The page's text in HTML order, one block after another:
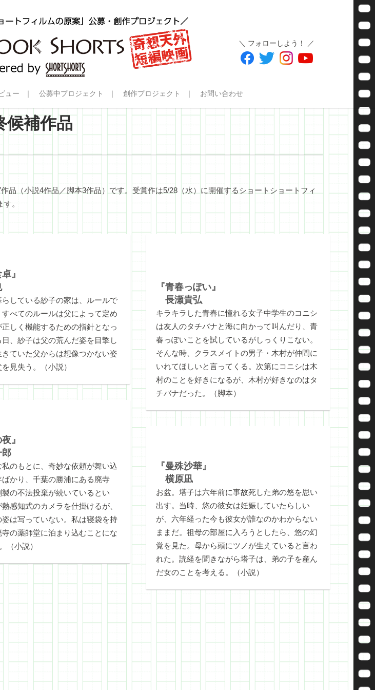
＼ フォローしよう！ ／
ュー 公募中プロジェクト 創作プロジェクト お問い合わせ
候補作品
品（小説4作品／脚本3作品）です。受賞作は5/28（水）に開催するショートショートフィ
。
』
している紗子の家は、ルールで
べてのルールは父によって定め
正しく機能するための指針となっ
、紗子は父の荒んだ姿を目撃し
きていた父からは想像つかない姿
見失う。（小説）
『青春っぽい』
長瀬貴弘
キラキラした青春に憧れる女子中学生のコニシ
は友人のタチバナと海に向かって叫んだり、青
春っぽいことを試しているがしっくりこない。
そんな時、クラスメイトの男子・木村が仲間に
いれてほしいと言ってくる。次第にコニシは木
村のことを好きになるが、木村が好きなのはタ
チバナだった。（脚本）
』
のもとに、奇妙な依頼が舞い込
かり、千葉の勝浦にある廃寺
の不法投棄が続いているとい
感知式のカメラを仕掛けるが、
姿は写っていない。私は寝袋を持
の薬師堂に泊まり込むことにな
（小説）
『曼殊沙華』
横原凪
お盆。塔子は六年前に事故死した弟の悠を思い
出す。当時、悠の彼女は妊娠していたらしい
が、六年経った今も彼女が誰なのかわからない
ままだ。祖母の部屋に入ろうとしたら、悠の幻
覚を見た。母から頭にツノが生えていると言わ
れた。読経を聞きながら塔子は、弟の子を産ん
だ女のことを考える。（小説）